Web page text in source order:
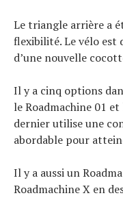
Le triangle arrière a
flexibilité. Le vélo est
d’une nouvelle
Il y a cinq options
le Roadmachine 01
dernier utilise une
abordable pour
Il y a aussi un
Roadmachine X en